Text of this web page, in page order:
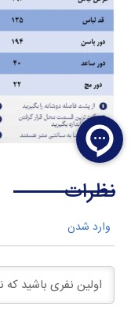
نظرات
وارد شدن